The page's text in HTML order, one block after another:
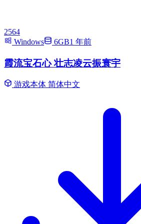
2564
Windows
6GB1 年前
霞流宝石心 壮志凌云振寰宇
游戏本体 简体中文